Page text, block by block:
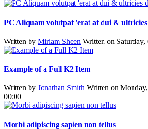
PC Aliquam volutpat 'erat at dui & ultricies
Written by Miriam Sheen Written on Saturday,
Example of a Full K2 Item
Written by Jonathan Smith Written on
00:00
Morbi adipiscing sapien non tellus